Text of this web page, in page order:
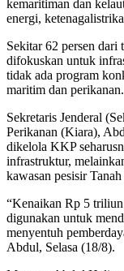
kemaritiman dan
energi,
Sekitar 62 persen
difokuskan untuk
tidak ada program
maritim dan perikanan.
Sekretaris Jenderal
Perikanan (Kiara),
dikelola KKP
infrastruktur,
kawasan pesisir
“Kenaikan Rp 5
digunakan untuk
menyentuh
Abdul, Selasa (18/8).